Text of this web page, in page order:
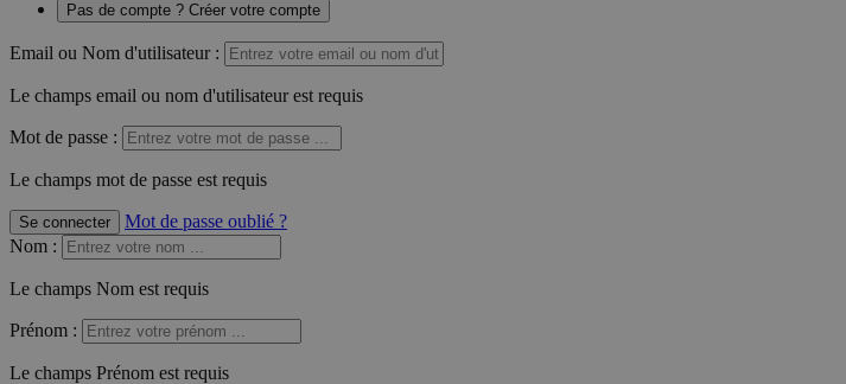
Pas de compte ? Créer votre compte
Email ou Nom d'utilisateur :
Le champs email ou nom d'utilisateur est requis
Mot de passe :
Le champs mot de passe est requis
Se connecter
Mot de passe oublié ?
Nom :
Le champs Nom est requis
Prénom :
Le champs Prénom est requis